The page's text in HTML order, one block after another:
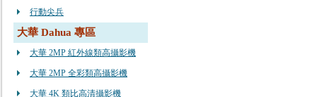
行動尖兵
大華 Dahua 專區
大華 2MP 紅外線類高攝影機
大華 2MP 全彩類高攝影機
大華 4K 類比高清攝影機